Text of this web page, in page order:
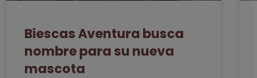
Biescas Aventura busca
nombre para su nueva
mascota